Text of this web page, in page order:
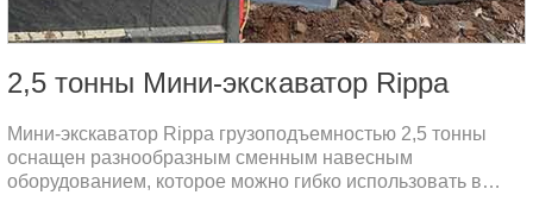
2,5 тонны Мини-экскаватор Rippa
Мини-экскаватор Rippa грузоподъемностью 2,5 тонны
оснащен разнообразным сменным навесным
оборудованием, которое можно гибко использовать в